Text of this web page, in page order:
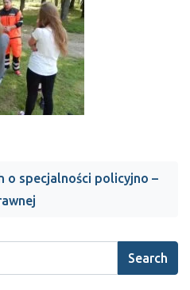
specjalności policyjno –